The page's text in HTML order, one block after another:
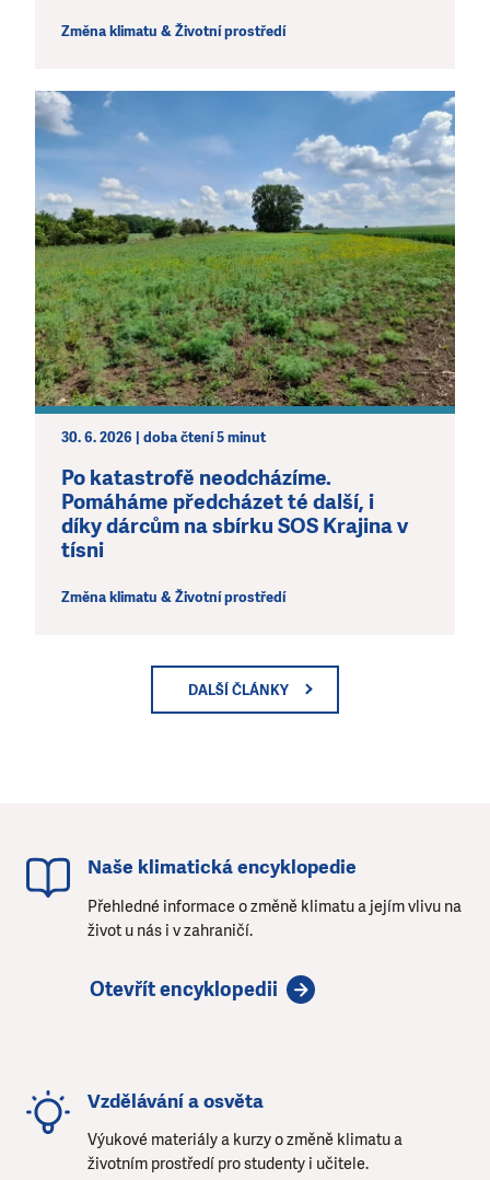
Změna klimatu & Životní prostředí
30. 6. 2026 | doba čtení 5 minut
Po katastrofě neodcházíme.
Pomáháme předcházet té další, i
díky dárcům na sbírku SOS Krajina v
tísni
Změna klimatu & Životní prostředí
DALŠÍ ČLÁNKY
Naše klimatická encyklopedie
Přehledné informace o změně klimatu a jejím vlivu na
život u nás i v zahraničí.
Otevřít encyklopedii
Vzdělávání a osvěta
Výukové materiály a kurzy o změně klimatu a
životním prostředí pro studenty i učitele.